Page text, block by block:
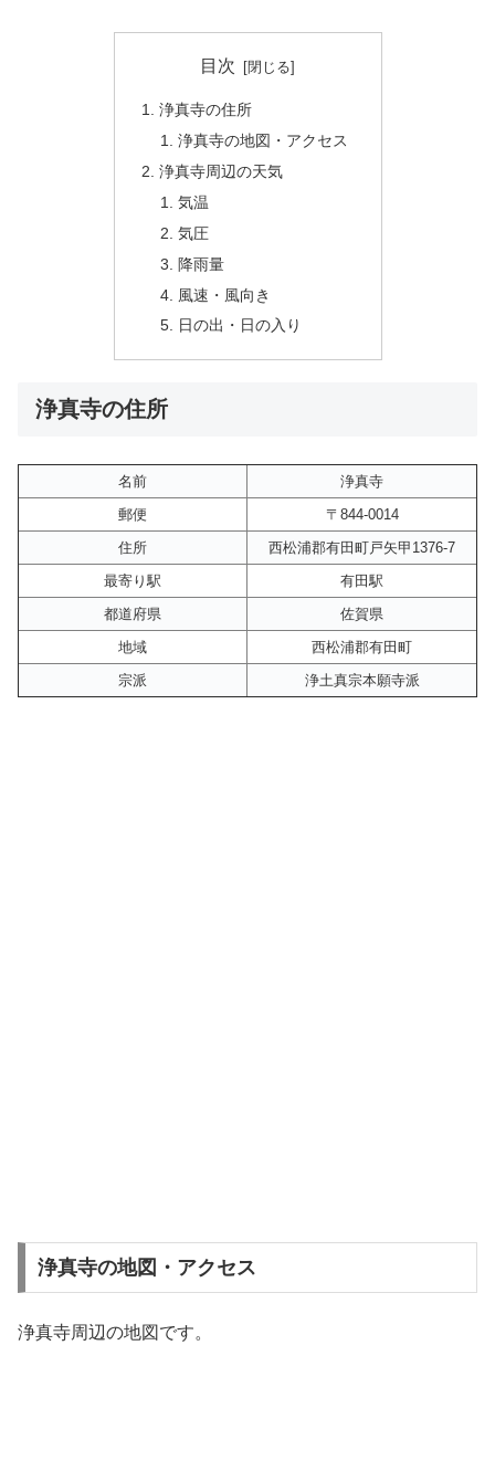
目次
浄真寺の住所
浄真寺の地図・アクセス
浄真寺周辺の天気
気温
気圧
降雨量
風速・風向き
日の出・日の入り
浄真寺の住所
名前
浄真寺
郵便
〒844-0014
住所
西松浦郡有田町戸矢甲1376-7
最寄り駅
有田駅
都道府県
佐賀県
地域
西松浦郡有田町
宗派
浄土真宗本願寺派
浄真寺の地図・アクセス
浄真寺周辺の地図です。